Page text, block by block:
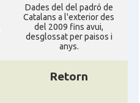
Dades del del padró de
Catalans a l'exterior des
del 2009 fins avui,
desglossat per paisos i
anys.
Retorn